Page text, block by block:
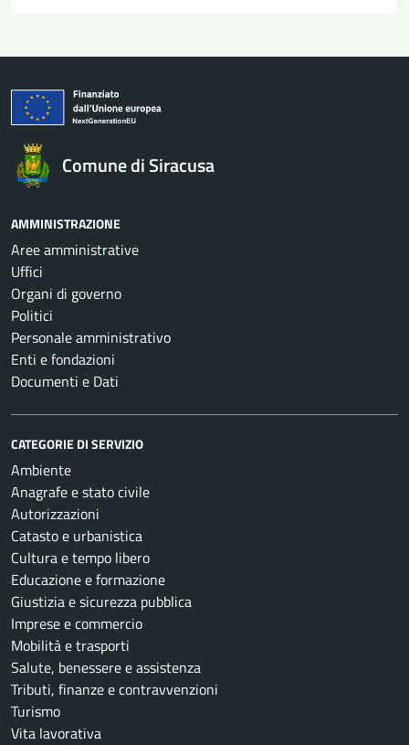
Comune di Siracusa
AMMINISTRAZIONE
Aree amministrative
Uffici
Organi di governo
Politici
Personale amministrativo
Enti e fondazioni
Documenti e Dati
CATEGORIE DI SERVIZIO
Ambiente
Anagrafe e stato civile
Autorizzazioni
Catasto e urbanistica
Cultura e tempo libero
Educazione e formazione
Giustizia e sicurezza pubblica
Imprese e commercio
Mobilità e trasporti
Salute, benessere e assistenza
Tributi, finanze e contravvenzioni
Turismo
Vita lavorativa